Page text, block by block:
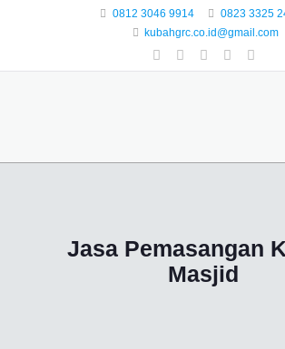
0812 3046 9914
0823 3325
kubahgrc.co.id@gmail.com
Jasa Pemasangan
Masjid